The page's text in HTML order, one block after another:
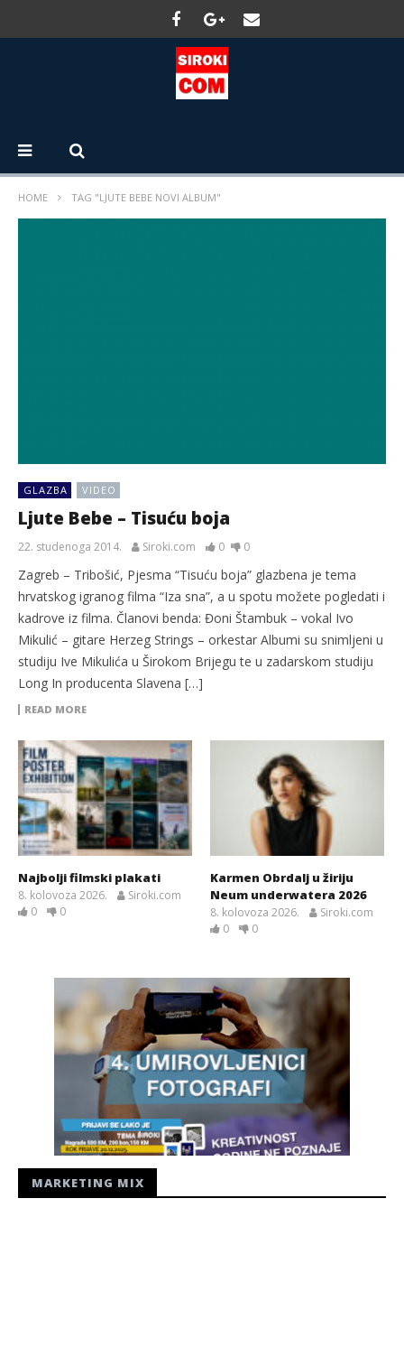
HOME TAG "LJUTE BEBE NOVI ALBUM"
GLAZBA VIDEO
Ljute Bebe – Tisuću boja
22. studenoga 2014. Siroki.com 0 0
Zagreb – Tribošić, Pjesma “Tisuću boja” glazbena je tema
hrvatskog igranog filma “Iza sna”, a u spotu možete pogledati i
kadrove iz filma. Članovi benda: Đoni Štambuk – vokal Ivo
Mikulić – gitare Herzeg Strings – orkestar Albumi su snimljeni u
studiju Ive Mikulića u Širokom Brijegu te u zadarskom studiju
Long In producenta Slavena […]
READ MORE
Najbolji filmski plakati
8. kolovoza 2026.
Siroki.com
0
0
Karmen Obrdalj u žiriju
Neum underwatera 2026
8. kolovoza 2026.
Siroki.com
0
0
MARKETING MIX